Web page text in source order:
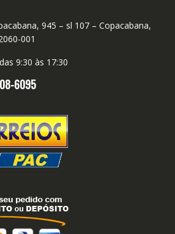
945 – sl 107 – Copacabana,
001
9:30 às 17:30
6095